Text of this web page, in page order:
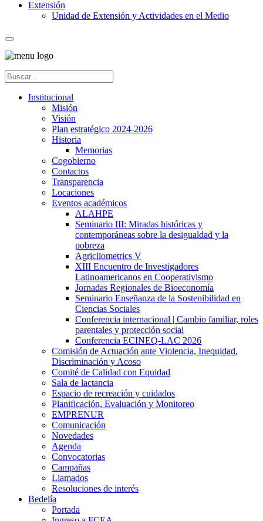
Extensión
Unidad de Extensión y Actividades en el Medio
Institucional
Misión
Visión
Plan estratégico 2024-2026
Historia
Memorias
Cogobierno
Contactos
Transparencia
Locaciones
Eventos académicos
ALAHPE
Seminario III: Miradas históricas y
contemporáneas sobre la desigualdad y la
pobreza
Agricliometrics V
XIII Encuentro de Investigadores
Latinoamericanos en Cooperativismo
Jornadas Regionales de Bioeconomía
Seminario Enseñanza de la Sostenibilidad en
Ciencias Sociales
Conferencia internacional | Cambio familiar, roles
parentales y protección social
Conferencia ECINEQ-LAC 2026
Comisión de Actuación ante Violencia, Inequidad,
Discriminación y Acoso
Comité de Calidad con Equidad
Sala de lactancia
Espacio de recreación y cuidados
Planificación, Evaluación y Monitoreo
EMPRENUR
Comunicación
Novedades
Agenda
Convocatorias
Campañas
Llamados
Resoluciones de interés
Bedelía
Portada